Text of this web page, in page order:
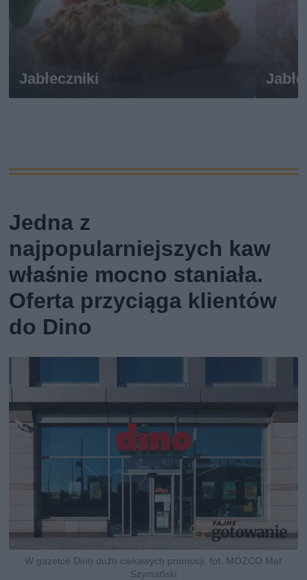
Jabłeczniki
Jedna z
najpopularniejszych kaw
właśnie mocno staniała.
Oferta przyciąga klientów
do Dino
W gazetce Dino dużo ciekawych promocji, fot. MOZCO Mat
Szymański